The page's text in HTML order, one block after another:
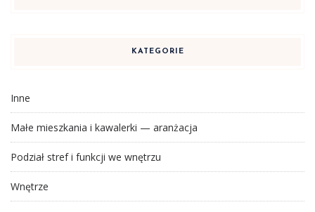
KATEGORIE
Inne
Małe mieszkania i kawalerki — aranżacja
Podział stref i funkcji we wnętrzu
Wnętrze